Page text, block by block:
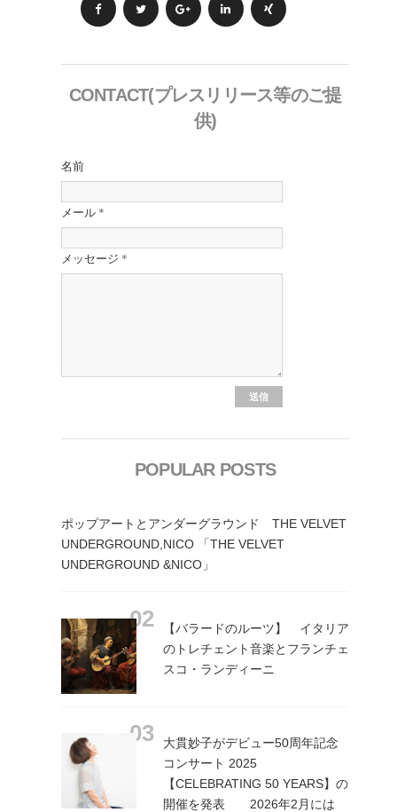
CONTACT(プレスリリース等のご提
供)
名前
メール *
メッセージ *
POPULAR POSTS
ポップアートとアンダーグラウンド THE VELVET
UNDERGROUND,NICO 「THE VELVET
UNDERGROUND &NICO」
【バラードのルーツ】 イタリア
のトレチェント音楽とフランチェ
スコ・ランディーニ
大貫妙子がデビュー50周年記念
コンサート 2025
【CELEBRATING 50 YEARS】の
開催を発表 2026年2月には